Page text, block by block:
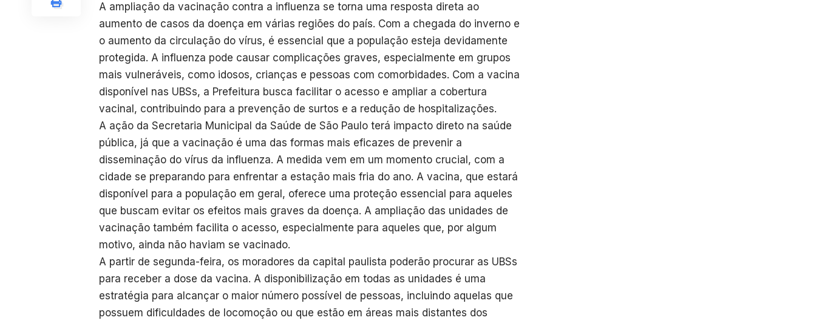
A ampliação da vacinação contra a influenza se torna uma resposta direta ao
aumento de casos da doença em várias regiões do país. Com a chegada do inverno e
o aumento da circulação do vírus, é essencial que a população esteja devidamente
protegida. A influenza pode causar complicações graves, especialmente em grupos
mais vulneráveis, como idosos, crianças e pessoas com comorbidades. Com a vacina
disponível nas UBSs, a Prefeitura busca facilitar o acesso e ampliar a cobertura
vacinal, contribuindo para a prevenção de surtos e a redução de hospitalizações.
A ação da Secretaria Municipal da Saúde de São Paulo terá impacto direto na saúde
pública, já que a vacinação é uma das formas mais eficazes de prevenir a
disseminação do vírus da influenza. A medida vem em um momento crucial, com a
cidade se preparando para enfrentar a estação mais fria do ano. A vacina, que estará
disponível para a população em geral, oferece uma proteção essencial para aqueles
que buscam evitar os efeitos mais graves da doença. A ampliação das unidades de
vacinação também facilita o acesso, especialmente para aqueles que, por algum
motivo, ainda não haviam se vacinado.
A partir de segunda-feira, os moradores da capital paulista poderão procurar as UBSs
para receber a dose da vacina. A disponibilização em todas as unidades é uma
estratégia para alcançar o maior número possível de pessoas, incluindo aquelas que
possuem dificuldades de locomoção ou que estão em áreas mais distantes dos